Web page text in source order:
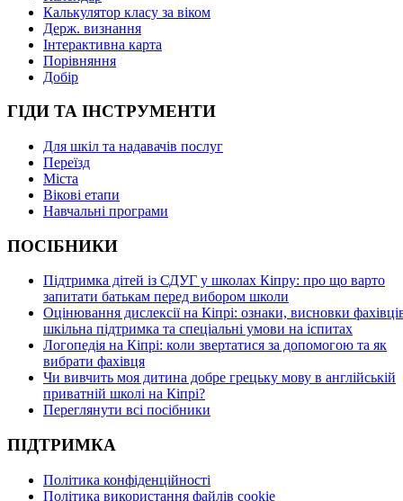
Калькулятор класу за віком
Держ. визнання
Інтерактивна карта
Порівняння
Добір
ГІДИ ТА ІНСТРУМЕНТИ
Для шкіл та надавачів послуг
Переїзд
Міста
Вікові етапи
Навчальні програми
ПОСІБНИКИ
Підтримка дітей із СДУГ у школах Кіпру: про що варто
запитати батькам перед вибором школи
Оцінювання дислексії на Кіпрі: ознаки, висновки
шкільна підтримка та спеціальні умови на іспитах
Логопедія на Кіпрі: коли звертатися за допомогою та як
вибрати фахівця
Чи вивчить моя дитина добре грецьку мову в англійській
приватній школі на Кіпрі?
Переглянути всі посібники
ПІДТРИМКА
Політика конфіденційності
Політика використання файлів cookie